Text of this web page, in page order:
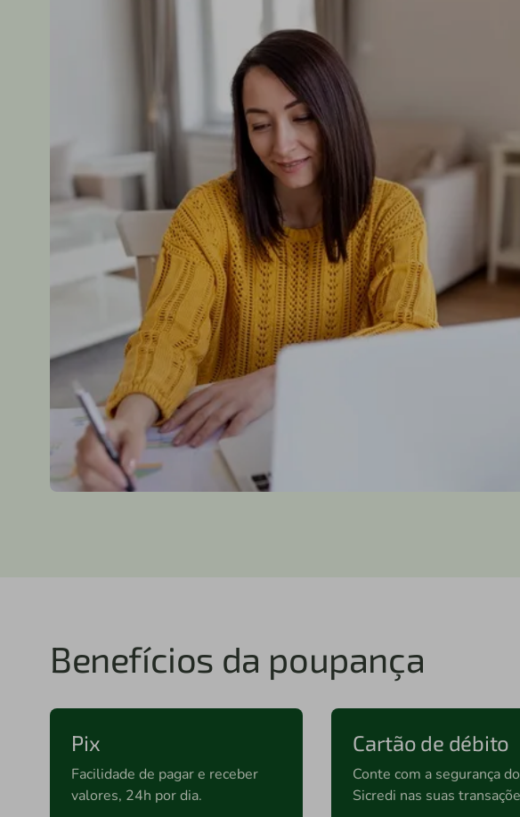
Benefícios da poupança
Pix
Facilidade de pagar e receber
valores, 24h por dia.
Cartão de débito
Conte com a segurança do
Sicredi nas suas